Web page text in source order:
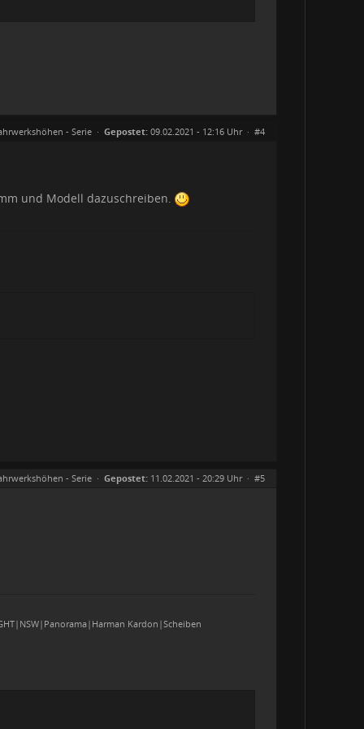
- Serie · Gepostet: 09.02.2021 - 12:16 Uhr · #4
und Modell dazuschreiben.
- Serie · Gepostet: 11.02.2021 - 20:29 Uhr · #5
Kardon|Scheiben